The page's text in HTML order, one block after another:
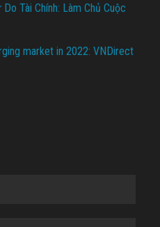
Tài Chính: Làm Chủ Cuộc
market in 2022: VNDirect